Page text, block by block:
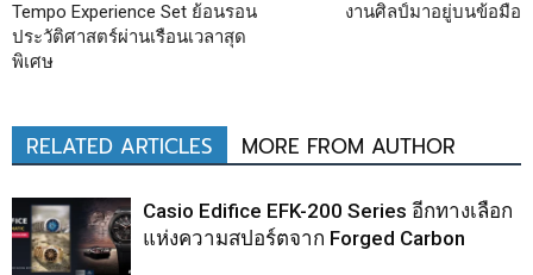
Tempo Experience Set ย้อนรอน
ประวัติศาสตร์ผ่านเรือนเวลาสุด
พิเศษ
งานศิลป์มาอยู่บนข้อมือ
RELATED ARTICLES MORE FROM AUTHOR
Casio Edifice EFK-200 Series อีกทางเลือก
แห่งความสปอร์ตจาก Forged Carbon